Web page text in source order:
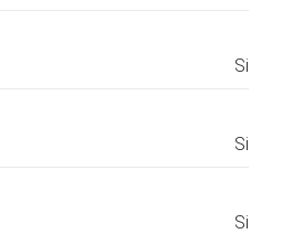
Si
Si
Si